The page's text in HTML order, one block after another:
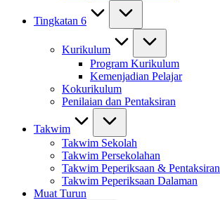
Tingkatan 6
Kurikulum
Program Kurikulum
Kemenjadian Pelajar
Kokurikulum
Penilaian dan Pentaksiran
Takwim
Takwim Sekolah
Takwim Persekolahan
Takwim Peperiksaan & Pentaksiran
Takwim Peperiksaan Dalaman
Muat Turun